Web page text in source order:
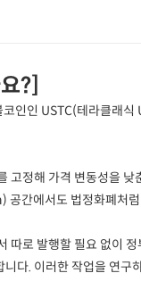
?]
인인 USTC(테라클래
고정해 가격 변동성을
간에서도 법정화폐처
따로 발행할 필요 없이
다. 이러한 작업을 연구